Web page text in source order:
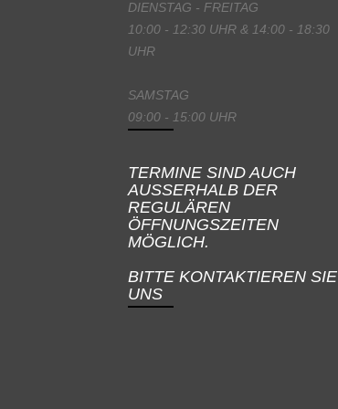
DIENSTAG - FREITAG
10:00 - 12:30 UHR & 14:00 - 18:30
UHR
SAMSTAG
09:00 - 15:00 UHR
TERMINE SIND AUCH
AUSSERHALB DER
REGULÄREN
ÖFFNUNGSZEITEN
MÖGLICH.
BITTE KONTAKTIEREN SIE
UNS